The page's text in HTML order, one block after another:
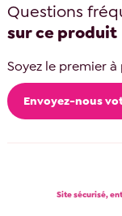
Questions
sur ce produit
Soyez le premier
Envoyez-nous
Site sécurisé,